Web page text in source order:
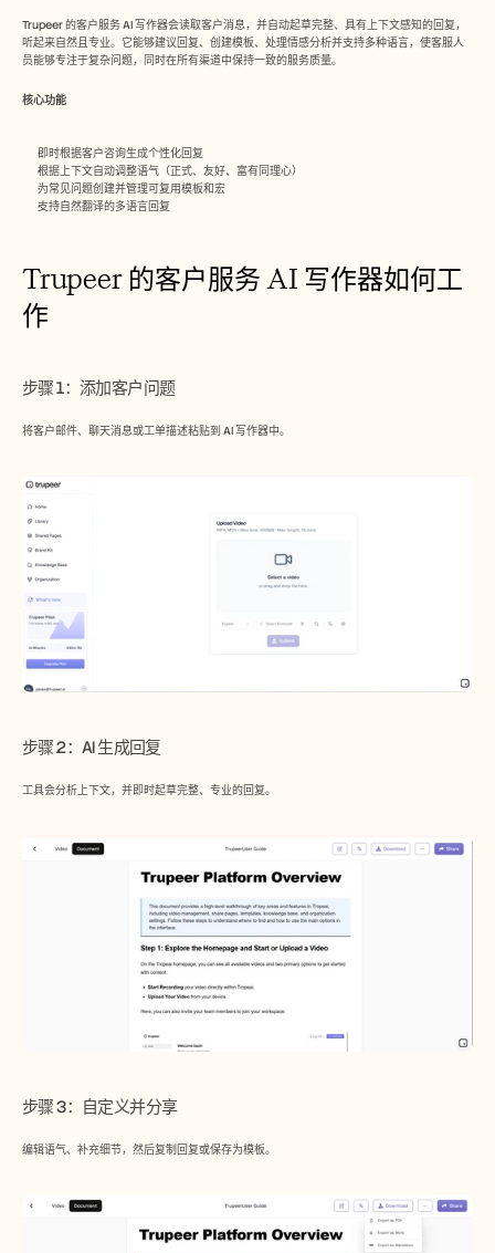
Trupeer 的客户服务 AI 写作器会读取客户消息，并自动起草完整、具有上下文感知的回复，
听起来自然且专业。它能够建议回复、创建模板、处理情感分析并支持多种语言，使客服人
员能够专注于复杂问题，同时在所有渠道中保持一致的服务质量。​
核心功能
即时根据客户咨询生成个性化回复
根据上下文自动调整语气（正式、友好、富有同理心）
为常见问题创建并管理可复用模板和宏
支持自然翻译的多语言回复​
Trupeer 的客户服务 AI 写作器如何工
作
步骤 1：添加客户问题
将客户邮件、聊天消息或工单描述粘贴到 AI 写作器中。
步骤 2：AI 生成回复
工具会分析上下文，并即时起草完整、专业的回复。
​步骤 3：自定义并分享
编辑语气、补充细节，然后复制回复或保存为模板。
定价
预约演示